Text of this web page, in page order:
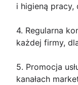
i higieną
4. Regularna
każdej firmy,
5. Promocja
kanałach